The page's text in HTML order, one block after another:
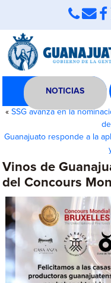
NOTICIAS
« SSG avanza en la
Guanajuato responde a la
Vinos de
del Concours